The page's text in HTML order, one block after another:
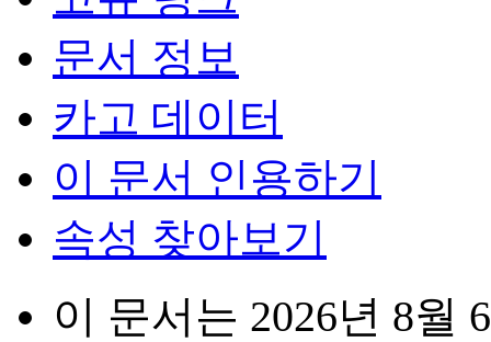
문서 정보
카고 데이터
이 문서 인용하기
속성 찾아보기
이 문서는 2026년 8월